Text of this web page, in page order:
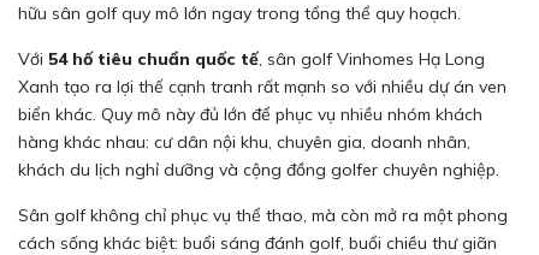
hữu sân golf quy mô lớn ngay trong tổng thể quy hoạch.
Với 54 hố tiêu chuẩn quốc tế, sân golf Vinhomes Hạ Long
Xanh tạo ra lợi thế cạnh tranh rất mạnh so với nhiều dự án ven
biển khác. Quy mô này đủ lớn để phục vụ nhiều nhóm khách
hàng khác nhau: cư dân nội khu, chuyên gia, doanh nhân,
khách du lịch nghỉ dưỡng và cộng đồng golfer chuyên nghiệp.
Sân golf không chỉ phục vụ thể thao, mà còn mở ra một phong
cách sống khác biệt: buổi sáng đánh golf, buổi chiều thư giãn